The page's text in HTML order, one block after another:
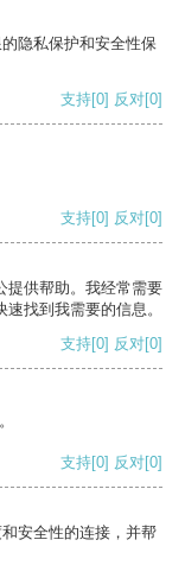
隐私保护和安全性保
支持[0] 反对[0]
支持[0] 反对[0]
提供帮助。我经常需要
找到我需要的信息。
支持[0] 反对[0]
支持[0] 反对[0]
安全性的连接，并帮